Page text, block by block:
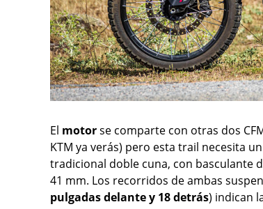
El motorse comparte con otras dos
KTM ya verás) pero esta trail necesita un
tradicional doble cuna, con basculante
41 mm. Los recorridos de ambas
pulgadas delante y 18 detrás) indican